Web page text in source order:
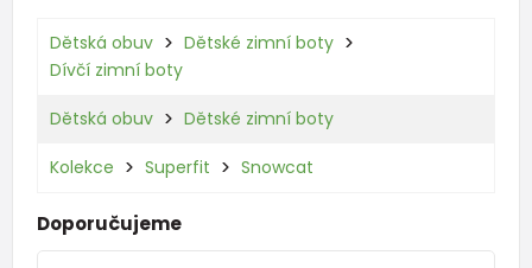
Dětská obuv
Dětské zimní boty
Dívčí zimní boty
Dětská obuv Dětské zimní boty
Kolekce Superfit Snowcat
Doporučujeme